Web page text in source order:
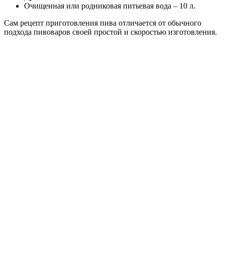
Очищенная или родниковая питьевая вода – 10 л.
Сам рецепт приготовления пива отличается от обычного
подхода пивоваров своей простой и скоростью изготовления.